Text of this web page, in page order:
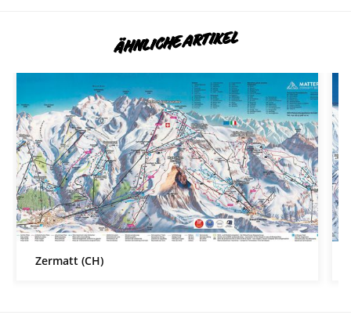
ÄHNLICHE ARTIKEL
Zermatt (CH)